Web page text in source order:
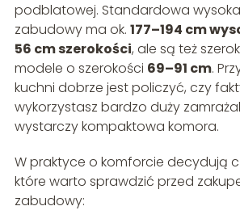
podblatowej. Standardowa
zabudowy ma ok. 177–194 cm
56 cm szerokości, ale są też
modele o szerokości 69–91 cm.
kuchni dobrze jest policzyć, czy
wykorzystasz bardzo duży
wystarczy kompaktowa komora.
W praktyce o komforcie decydują
które warto sprawdzić przed
zabudowy: